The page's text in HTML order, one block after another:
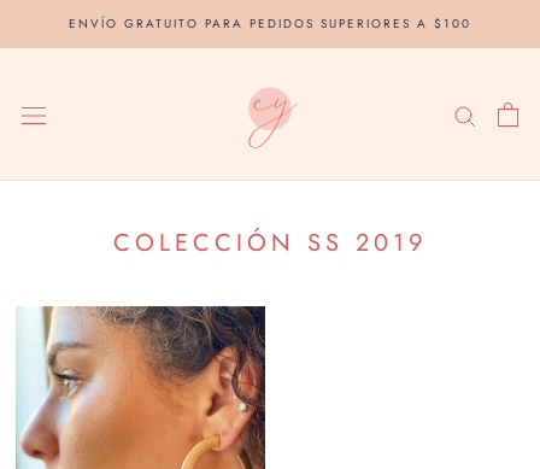
ENVÍO GRATUITO PARA PEDIDOS SUPERIORES A $100
COLECCIÓN SS 2019